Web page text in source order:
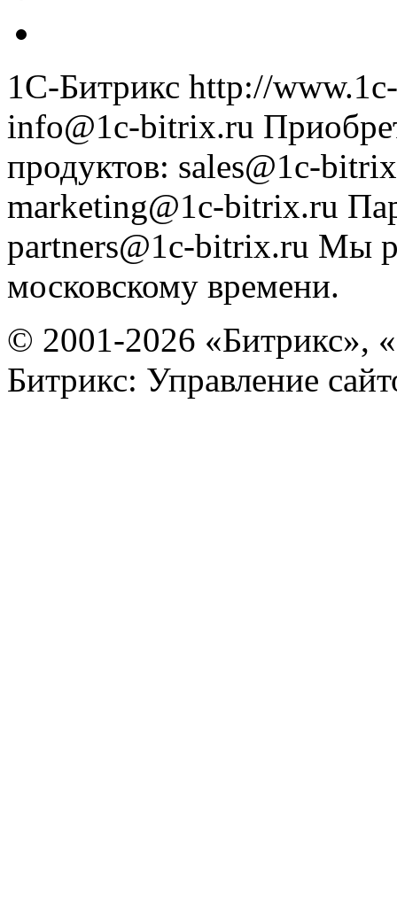
1С-Битрикс http://
info@1c-bitrix.ru
продуктов: sales@1c-
marketing@1c-bitrix.ru
partners@1c-bitrix.ru Мы
московскому времени.
© 2001-2026 «Битрикс»,
Битрикс: Управление